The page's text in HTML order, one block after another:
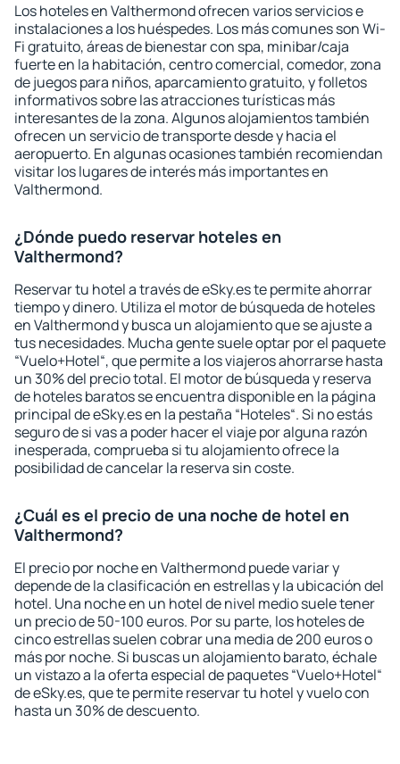
Los hoteles en Valthermond ofrecen varios servicios e
instalaciones a los huéspedes. Los más comunes son Wi-
Fi gratuito, áreas de bienestar con spa, minibar/caja
fuerte en la habitación, centro comercial, comedor, zona
de juegos para niños, aparcamiento gratuito, y folletos
informativos sobre las atracciones turísticas más
interesantes de la zona. Algunos alojamientos también
ofrecen un servicio de transporte desde y hacia el
aeropuerto. En algunas ocasiones también recomiendan
visitar los lugares de interés más importantes en
Valthermond.
¿Dónde puedo reservar hoteles en
Valthermond?
Reservar tu hotel a través de eSky.es te permite ahorrar
tiempo y dinero. Utiliza el motor de búsqueda de hoteles
en Valthermond y busca un alojamiento que se ajuste a
tus necesidades. Mucha gente suele optar por el paquete
“Vuelo+Hotel“, que permite a los viajeros ahorrarse hasta
un 30% del precio total. El motor de búsqueda y reserva
de hoteles baratos se encuentra disponible en la página
principal de eSky.es en la pestaña “Hoteles“. Si no estás
seguro de si vas a poder hacer el viaje por alguna razón
inesperada, comprueba si tu alojamiento ofrece la
posibilidad de cancelar la reserva sin coste.
¿Cuál es el precio de una noche de hotel en
Valthermond?
El precio por noche en Valthermond puede variar y
depende de la clasificación en estrellas y la ubicación del
hotel. Una noche en un hotel de nivel medio suele tener
un precio de 50-100 euros. Por su parte, los hoteles de
cinco estrellas suelen cobrar una media de 200 euros o
más por noche. Si buscas un alojamiento barato, échale
un vistazo a la oferta especial de paquetes “Vuelo+Hotel“
de eSky.es, que te permite reservar tu hotel y vuelo con
hasta un 30% de descuento.